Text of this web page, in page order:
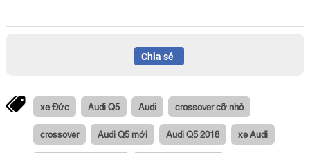
Chia sẻ
xe Đức Audi Q5 Audi crossover cỡ nhỏ
crossover Audi Q5 mới Audi Q5 2018 xe Audi